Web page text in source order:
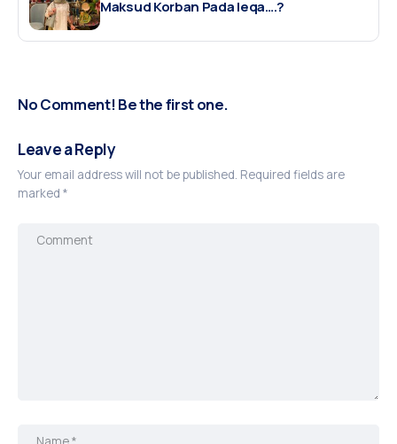
Maksud Korban Pada Ieqa….?
No Comment! Be the first one.
Leave a Reply
Your email address will not be published. Required fields are
marked *